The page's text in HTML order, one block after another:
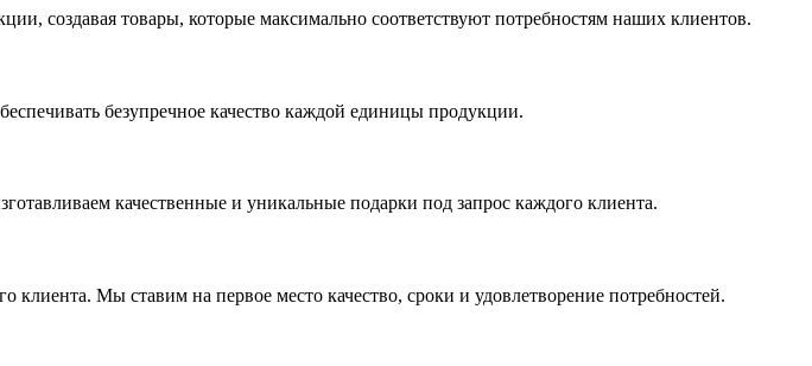
создавая товары, которые максимально соответствуют потребностям наших клиентов.
безупречное качество каждой единицы продукции.
качественные и уникальные подарки под запрос каждого клиента.
Мы ставим на первое место качество, сроки и удовлетворение потребностей.